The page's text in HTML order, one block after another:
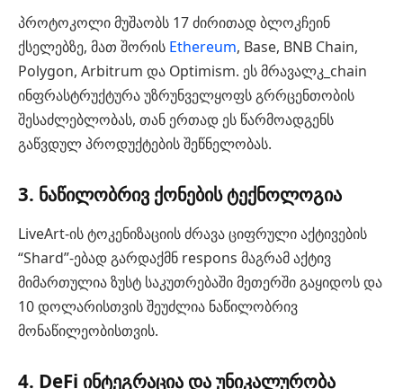
პროტოკოლი მუშაობს 17 ძირითად ბლოკჩეინ
ქსელებზე, მათ შორის Ethereum, Base, BNB Chain,
Polygon, Arbitrum და Optimism. ეს მრავალკ_chain
ინფრასტრუქტურა უზრუნველყოფს გრრცენთობის
შესაძლებლობას, თან ერთად ეს წარმოადგენს
გაწვდულ პროდუქტების შეწნელობას.
3. ნაწილობრივ ქონების ტექნოლოგია
LiveArt-ის ტოკენიზაციის ძრავა ციფრული აქტივების
“Shard”-ებად გარდაქმნ respons მაგრამ აქტივ
მიმართულია ზუსტ საკუთრებაში მეთერში გაყიდოს და
10 დოლარისთვის შეუძლია ნაწილობრივ
მონაწილეობისთვის.
4. DeFi ინტეგრაცია და უნიკალურობა